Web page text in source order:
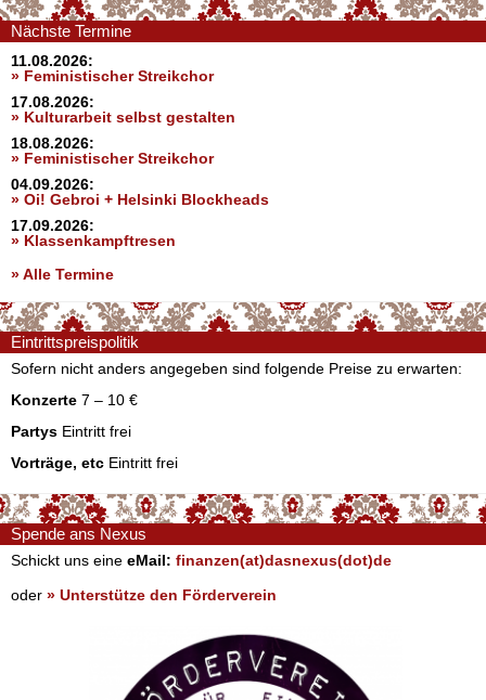
Nächste Termine
11.08.2026:
» Feministischer Streikchor
17.08.2026:
» Kulturarbeit selbst gestalten
18.08.2026:
» Feministischer Streikchor
04.09.2026:
» Oi! Gebroi + Helsinki Blockheads
17.09.2026:
» Klassenkampftresen
» Alle Termine
Eintrittspreispolitik
Sofern nicht anders angegeben sind folgende Preise zu erwarten:
Konzerte 7 – 10 €
Partys Eintritt frei
Vorträge, etc Eintritt frei
Spende ans Nexus
Schickt uns eine eMail: finanzen(at)dasnexus(dot)de
oder » Unterstütze den Förderverein